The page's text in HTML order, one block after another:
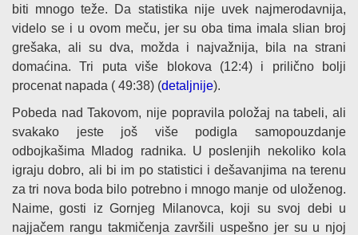
biti mnogo teže. Da statistika nije uvek najmerodavnija,
videlo se i u ovom meču, jer su oba tima imala slian broj
grešaka, ali su dva, možda i najvažnija, bila na strani
domaćina. Tri puta više blokova (12:4) i prilično bolji
procenat napada ( 49:38) (detaljnije).
Pobeda nad Takovom, nije popravila položaj na tabeli, ali
svakako jeste još više podigla samopouzdanje
odbojkašima Mladog radnika. U poslenjih nekoliko kola
igraju dobro, ali bi im po statistici i dešavanjima na terenu
za tri nova boda bilo potrebno i mnogo manje od uloženog.
Naime, gosti iz Gornjeg Milanovca, koji su svoj debi u
najjačem rangu takmičenja završili uspešno jer su u njoj